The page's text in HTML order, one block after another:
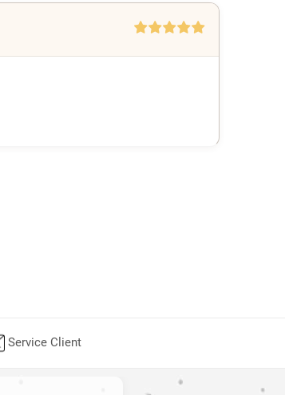
Service Client